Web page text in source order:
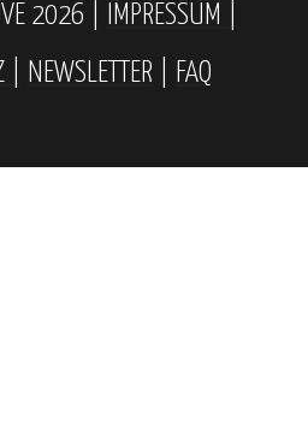
2026 |
IMPRESSUM |
NEWSLETTER FAQ